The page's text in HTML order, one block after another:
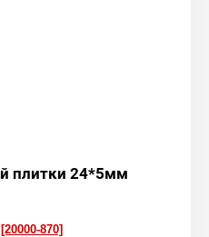
плитки 24*5мм
870]